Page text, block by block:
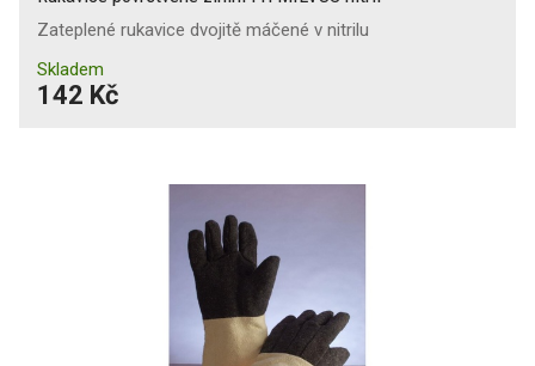
Zateplené rukavice dvojitě máčené v nitrilu
Skladem
142 Kč